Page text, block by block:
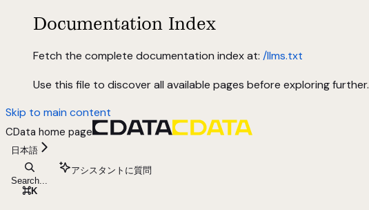
Documentation Index
Fetch the complete documentation index at: /llms.txt
Use this file to discover all available pages before exploring further.
Skip to main content
CData home page
日本語
Search...
⌘K
アシスタントに質問